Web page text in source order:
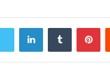
LinkedInTumblr